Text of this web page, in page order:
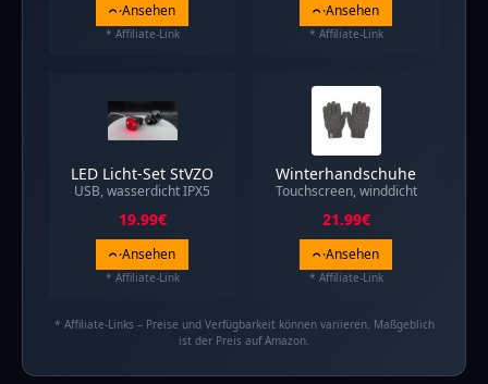
Ansehen
* Affiliate-Link
Ansehen
* Affiliate-Link
LED Licht-Set StVZO
USB, wasserdicht IPX5
19.99€
Ansehen
* Affiliate-Link
Winterhandschuhe
Touchscreen, winddicht
21.99€
Ansehen
* Affiliate-Link
* Affiliate-Links – Preise und Verfügbarkeit können variieren. Maßgeblich
ist der Preis auf Amazon.